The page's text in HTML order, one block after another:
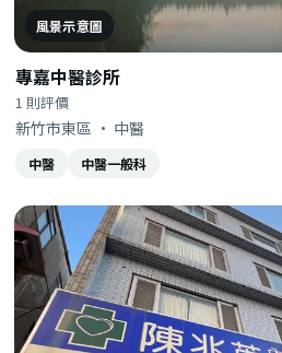
風景示意圖
專嘉中醫診所
1 則評價
新竹市東區 · 中醫
中醫 中醫一般科